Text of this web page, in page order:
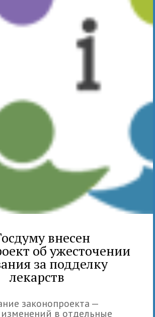
внесен
об ужесточении
за подделку
лекарств
законопроекта —
в отдельные